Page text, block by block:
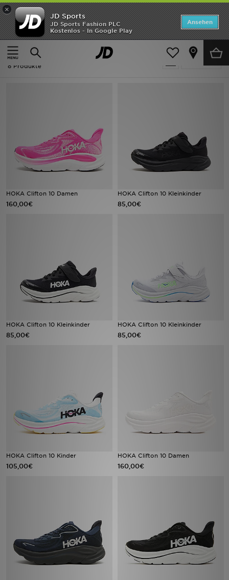
×
JD Sports
JD Sports Fashion PLC
Kostenlos - In Google Play
Ansehen
Startseite
Hoka Clifton
verfeinern
Hoka Clifton
8 Produkte
HOKA Clifton 10 Damen
160,00€
HOKA Clifton 10 Kleinkinder
85,00€
HOKA Clifton 10 Kleinkinder
85,00€
HOKA Clifton 10 Kleinkinder
85,00€
HOKA Clifton 10 Kinder
105,00€
HOKA Clifton 10 Damen
160,00€
Startseite
ANGEBOTE
Marken
Kinder
JD Exklusives
Lade Die APP
Geschenkkarte
Filialfinder
Bestellverfolgung
Hilfe & Kontakt